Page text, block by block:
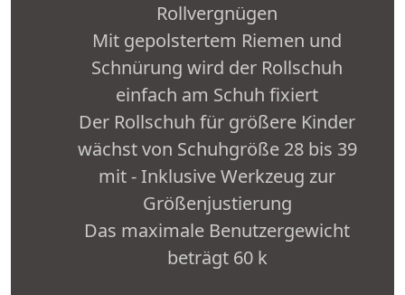
Rollvergnügen
Mit gepolstertem Riemen und
Schnürung wird der Rollschuh
einfach am Schuh fixiert
Der Rollschuh für größere Kinder
wächst von Schuhgröße 28 bis 39
mit - Inklusive Werkzeug zur
Größenjustierung
Das maximale Benutzergewicht
beträgt 60 k